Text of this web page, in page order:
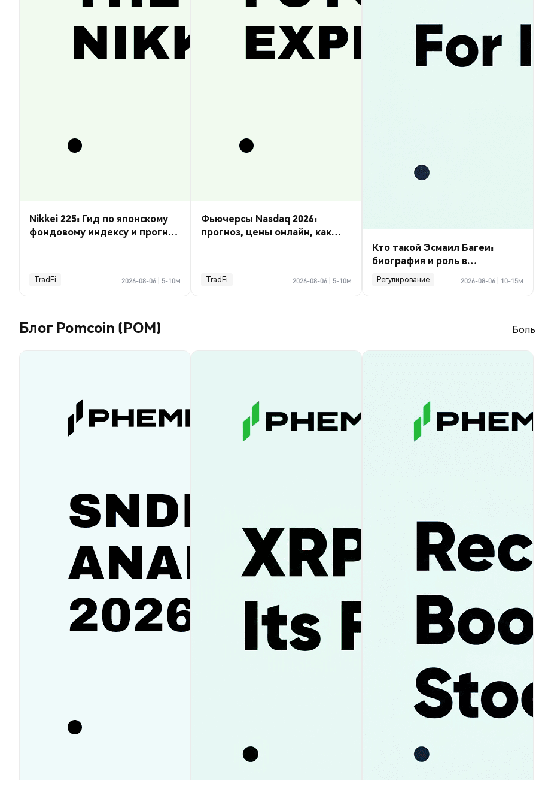
Nikkei 225: Гид по японскому
фондовому индексу и прогноз
TradFi 2026-08-06 5-10м
Фьючерсы Nasdaq 2026:
прогноз, цены онлайн, как
TradFi 2026-08-06 5-10м
Кто такой Эсмаил Багеи:
биография и роль в
криптосделке по Ормузу
Регулирование 2026-08-06 10-15м
Блог Pomcoin (POM)